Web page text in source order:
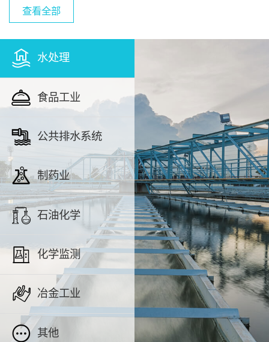
查看全部
水处理
食品工业
公共排水系统
制药业
石油化学
化学监测
冶金工业
其他